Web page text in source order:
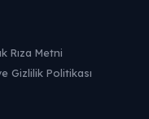
Rıza Metni
Gizlilik Politikası